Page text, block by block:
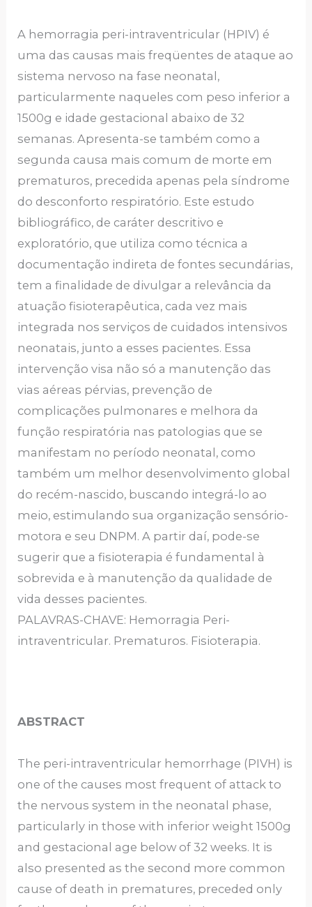
A hemorragia peri-intraventricular (HPIV) é
uma das causas mais freqüentes de ataque ao
sistema nervoso na fase neonatal,
particularmente naqueles com peso inferior a
1500g e idade gestacional abaixo de 32
semanas. Apresenta-se também como a
segunda causa mais comum de morte em
prematuros, precedida apenas pela síndrome
do desconforto respiratório. Este estudo
bibliográfico, de caráter descritivo e
exploratório, que utiliza como técnica a
documentação indireta de fontes secundárias,
tem a finalidade de divulgar a relevância da
atuação fisioterapêutica, cada vez mais
integrada nos serviços de cuidados intensivos
neonatais, junto a esses pacientes. Essa
intervenção visa não só a manutenção das
vias aéreas pérvias, prevenção de
complicações pulmonares e melhora da
função respiratória nas patologias que se
manifestam no período neonatal, como
também um melhor desenvolvimento global
do recém-nascido, buscando integrá-lo ao
meio, estimulando sua organização sensório-
motora e seu DNPM. A partir daí, pode-se
sugerir que a fisioterapia é fundamental à
sobrevida e à manutenção da qualidade de
vida desses pacientes.
PALAVRAS-CHAVE: Hemorragia Peri-
intraventricular. Prematuros. Fisioterapia.
ABSTRACT
The peri-intraventricular hemorrhage (PIVH) is
one of the causes most frequent of attack to
the nervous system in the neonatal phase,
particularly in those with inferior weight 1500g
and gestacional age below of 32 weeks. It is
also presented as the second more common
cause of death in prematures, preceded only